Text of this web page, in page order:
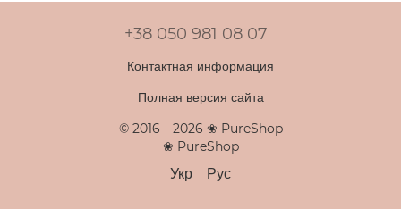
+38 050 981 08 07
Контактная информация
Полная версия сайта
© 2016—2026 ❀ PureShop
❀ PureShop
Укр Рус